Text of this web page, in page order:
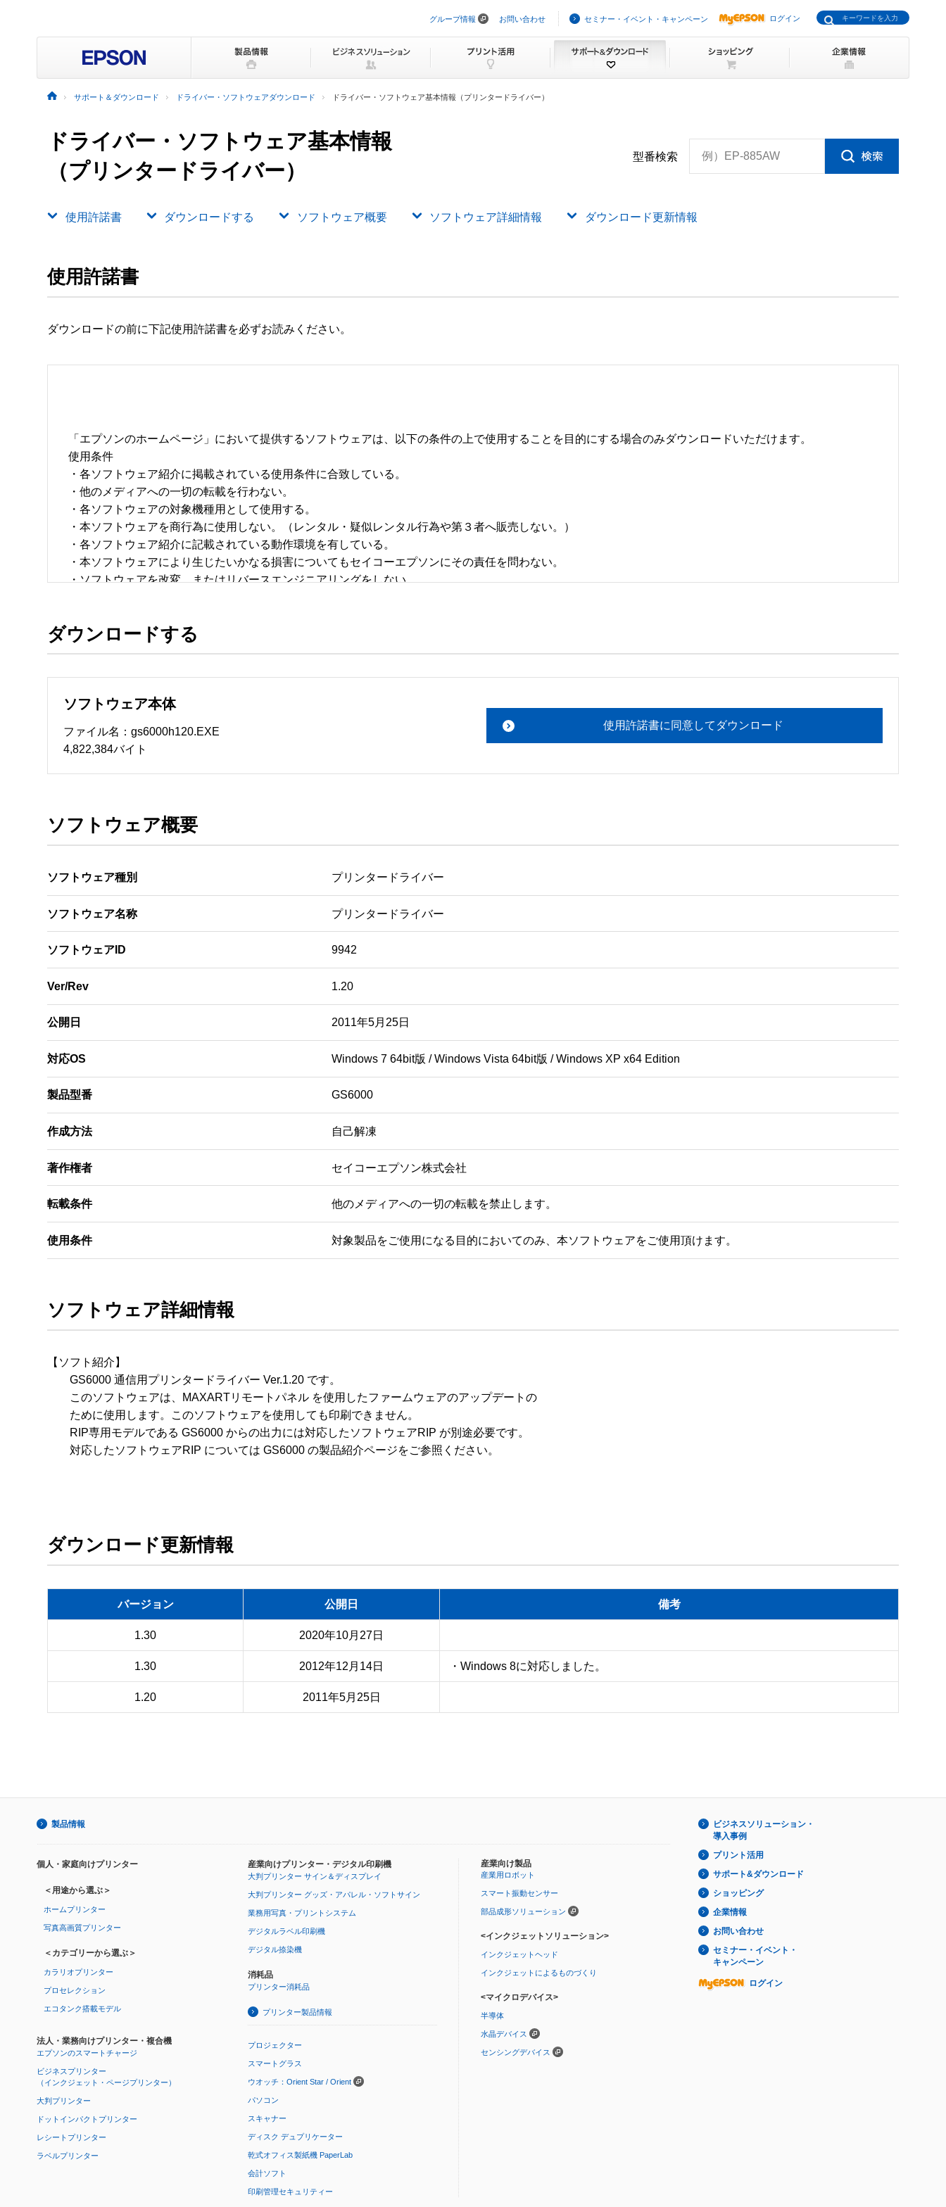
ビ
ョ
を
グループ情報 お問い合わせ セミナー・イベント・キャンペーン ログイン
サポート＆ダウンロード ドライバー・ソフトウェアダウンロード ドライバー・ソフトウェア基本情報（プリンタードライバー）
ドライバー・ソフトウェア基本情報
（プリンタードライバー）
型番検索 例）EP-885AW
使用許諾書 ダウンロードする ソフトウェア概要 ソフトウェア詳細情報 ダウンロード更新情報
使用許諾書
ダウンロードの前に下記使用許諾書を必ずお読みください。
「エプソンのホームページ」において提供するソフトウェアは、以下の条件の上で使用することを目的にする場合のみダウンロードいただけます。
使用条件
・各ソフトウェア紹介に掲載されている使用条件に合致している。
・他のメディアへの一切の転載を行わない。
・各ソフトウェアの対象機種用として使用する。
・本ソフトウェアを商行為に使用しない。（レンタル・疑似レンタル行為や第３者へ販売しない。）
・各ソフトウェア紹介に記載されている動作環境を有している。
・本ソフトウェアにより生じたいかなる損害についてもセイコーエプソンにその責任を問わない。
・ソフトウェアを改変、またはリバースエンジニアリングをしない。
ソフトウェアのサポート
ソフトウェアの保証範囲
・ソフトウェアは、予告せず改良、変更することがあります。
著作権者
ダウンロードする
ソフトウェア本体
ファイル名：gs6000h120.EXE
4,822,384バイト
使用許諾書に同意してダウンロード
ソフトウェア概要
ソフトウェア種別 プリンタードライバー
ソフトウェア名称 プリンタードライバー
ソフトウェアID 9942
Ver/Rev 1.20
公開日 2011年5月25日
対応OS Windows 7 64bit版 / Windows Vista 64bit版 / Windows XP x64 Edition
製品型番 GS6000
作成方法 自己解凍
著作権者 セイコーエプソン株式会社
転載条件 他のメディアへの一切の転載を禁止します。
使用条件 対象製品をご使用になる目的においてのみ、本ソフトウェアをご使用頂けます。
ソフトウェア詳細情報
【ソフト紹介】
GS6000 通信用プリンタードライバー Ver.1.20 です。
このソフトウェアは、MAXARTリモートパネル を使用したファームウェアのアップデートの
ために使用します。このソフトウェアを使用しても印刷できません。
RIP専用モデルである GS6000 からの出力には対応したソフトウェアRIP が別途必要です。
対応したソフトウェアRIP については GS6000 の製品紹介ページをご参照ください。
ダウンロード更新情報
バージョン 公開日 備考
1.30 2020年10月27日
1.30 2012年12月14日 ・Windows 8に対応しました。
1.20 2011年5月25日
製品情報
個人・家庭向けプリンター
＜用途から選ぶ＞
ホームプリンター
写真高画質プリンター
＜カテゴリーから選ぶ＞
カラリオプリンター
プロセレクション
エコタンク搭載モデル
法人・業務向けプリンター・複合機
エプソンのスマートチャージ
ビジネスプリンター
（インクジェット・ページプリンター）
大判プリンター
ドットインパクトプリンター
レシートプリンター
ラベルプリンター
産業向けプリンター・デジタル印刷機
大判プリンター サイン＆ディスプレイ
大判プリンター グッズ・アパレル・ソフトサイン
業務用写真・プリントシステム
デジタルラベル印刷機
デジタル捺染機
消耗品
プリンター消耗品
プリンター製品情報
プロジェクター
スマートグラス
ウオッチ：Orient Star / Orient
パソコン
スキャナー
ディスク デュプリケーター
乾式オフィス製紙機 PaperLab
会計ソフト
印刷管理セキュリティー
産業向け製品
産業用ロボット
スマート振動センサー
部品成形ソリューション
<インクジェットソリューション>
インクジェットヘッド
インクジェットによるものづくり
<マイクロデバイス>
半導体
水晶デバイス
センシングデバイス
ビジネスソリューション・
導入事例
プリント活用
サポート&ダウンロード
ショッピング
企業情報
お問い合わせ
セミナー・イベント・
キャンペーン
ログイン